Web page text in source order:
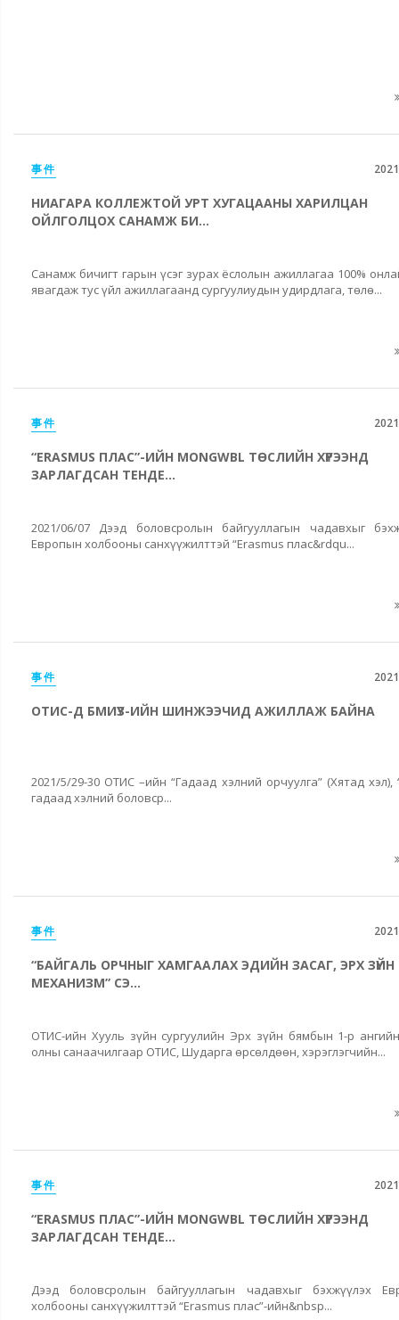
事件
НИАГАРА КОЛЛЕЖТОЙ УРТ ХУГАЦААНЫ ХАРИЛЦАН
ОЙЛГОЛЦОХ САНАМЖ БИ...
Санамж бичигт гарын үсэг зурах ёслолын ажиллагаа 100%
явагдаж тус үйл ажиллагаанд сургуулиудын удирдлага, төлө...
事件
“ERASMUS ПЛАС”-ИЙН MONGWBL ТӨСЛИЙН ХҮРЭЭНД
ЗАРЛАГДСАН ТЕНДЕ...
2021/06/07 Дээд боловсролын байгууллагын чадавхыг
Европын холбооны санхүүжилттэй “Erasmus плас&rdqu...
事件
ОТИС-Д БМИҮЗ-ИЙН ШИНЖЭЭЧИД АЖИЛЛАЖ БАЙНА
2021/5/29-30 ОТИС –ийн “Гадаад хэлний орчуулга” (Хятад хэл),
гадаад хэлний боловср...
事件
“БАЙГАЛЬ ОРЧНЫГ ХАМГААЛАХ ЭДИЙН ЗАСАГ, ЭРХ ЗҮЙН
МЕХАНИЗМ” СЭ...
ОТИС-ийн Хууль зүйн сургуулийн Эрх зүйн бямбын 1-р
олны санаачилгаар ОТИС, Шударга өрсөлдөөн, хэрэглэгчийн...
事件
“ERASMUS ПЛАС”-ИЙН MONGWBL ТӨСЛИЙН ХҮРЭЭНД
ЗАРЛАГДСАН ТЕНДЕ...
Дээд боловсролын байгууллагын чадавхыг бэхжүүлэх
холбооны санхүүжилттэй “Erasmus плас”-ийн&nbsp...